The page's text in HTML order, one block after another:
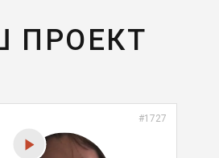
ПРОЕКТ
#1727